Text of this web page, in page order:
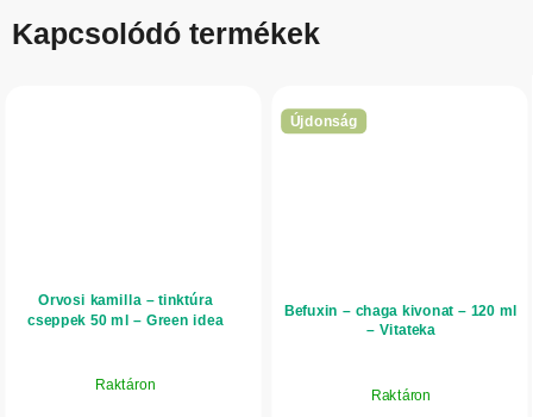
Kapcsolódó termékek
Orvosi kamilla – tinktúra
cseppek 50 ml – Green idea
Raktáron
Újdonság
Befuxin – chaga kivonat – 120 ml
– Vitateka
Raktáron